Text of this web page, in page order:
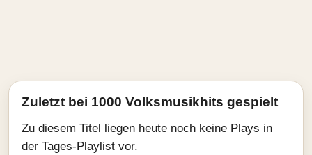
Zuletzt bei 1000 Volksmusikhits gespielt
Zu diesem Titel liegen heute noch keine Plays in
der Tages-Playlist vor.